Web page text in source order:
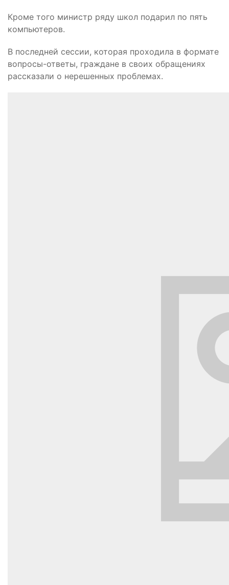
Кроме того министр ряду школ подарил по пять
компьютеров.
В последней сессии, которая проходила в формате
вопросы-ответы, граждане в своих обращениях
рассказали о нерешенных проблемах.